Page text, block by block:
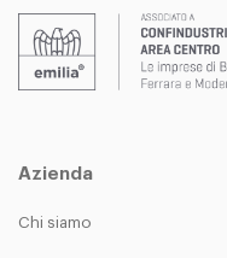
Azienda
Chi siamo